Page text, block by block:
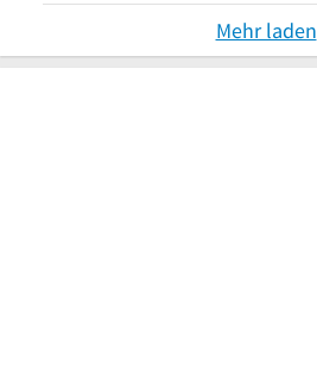
Mehr laden